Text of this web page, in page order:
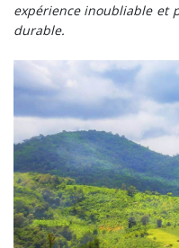
expérience inoubliable et
durable.